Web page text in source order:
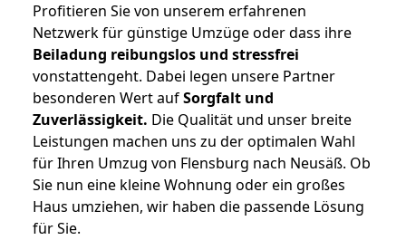
Profitieren Sie von unserem erfahrenen
Netzwerk für günstige Umzüge oder dass ihre
Beiladung reibungslos und stressfrei
vonstattengeht. Dabei legen unsere Partner
besonderen Wert aufSorgfalt und
Zuverlässigkeit. Die Qualität und unser breite
Leistungen machen uns zu der optimalen Wahl
für Ihren Umzug von Flensburg nach Neusäß. Ob
Sie nun eine kleine Wohnung oder ein großes
Haus umziehen, wir haben die passende Lösung
für Sie.